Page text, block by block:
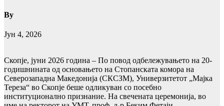
By
Јун 4, 2026
Скопје, јуни 2026 година – По повод одбележувањето на 20-
годишнината од основањето на Стопанската комора на
Северозападна Македонија (СКСЗМ), Универзитетот „Мајка
Тереза“ во Скопје беше одликуван со посебно
институционално признание. На свечената церемонија, во